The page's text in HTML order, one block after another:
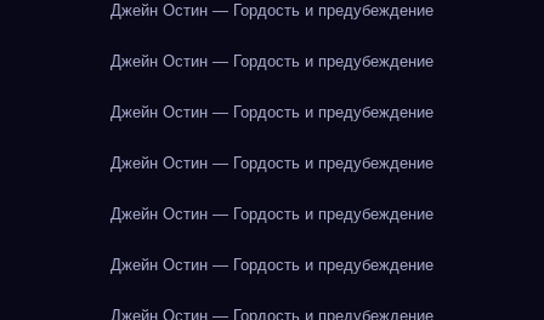
Джейн Остин — Гордость и предубеждение
Джейн Остин — Гордость и предубеждение
Джейн Остин — Гордость и предубеждение
Джейн Остин — Гордость и предубеждение
Джейн Остин — Гордость и предубеждение
Джейн Остин — Гордость и предубеждение
Джейн Остин — Гордость и предубеждение